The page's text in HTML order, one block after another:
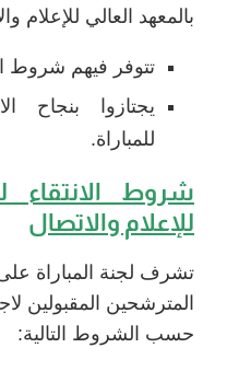
بالمعهد العالي للإعلام
تتوفر فيهم شروط
يجتازوا بنجاح
للمباراة.
شروط الانتقاء ل
للإعلام والاتصال
تشرف لجنة المباراة
المترشحين المقبولين
حسب الشروط التالية: